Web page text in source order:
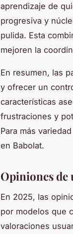
aprendizaje de
progresiva y
pulida. Esta
mejoren la
En resumen, las
y ofrecer un
características
frustraciones y
Para más
en Babolat.
Opiniones de
En 2025, las
por modelos que
valoraciones